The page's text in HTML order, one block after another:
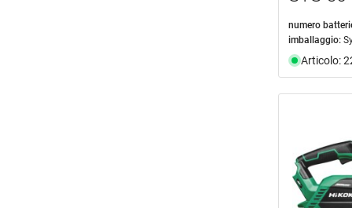
numero
imballaggio:
Articolo: